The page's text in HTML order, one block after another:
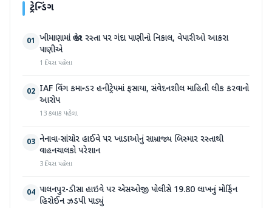
ટ્રેન્ડિંગ
01 ખીમાણામાં જાહેર રસ્તા પર ગંદા પાણીનો નિકાલ, વેપારીઓ આકરા
પાણીએ
1 દિવસ પહેલા
02 IAF વિંગ કમાન્ડર હનીટ્રેપમાં ફસાયા, સંવેદનશીલ માહિતી લીક કરવાનો
આરોપ
13 કલાક પહેલા
03 નેનાવા-સાંચોર હાઈવે પર ખાડાઓનું સામ્રાજ્ય બિસ્માર રસ્તાથી
વાહનચાલકો પરેશાન
3 દિવસ પહેલા
04 પાલનપુર-ડીસા હાઇવે પર એસઓજી પોલીસે 19.80 લાખનું મોર્ફિન
હિરોઈન ઝડપી પાડ્યું